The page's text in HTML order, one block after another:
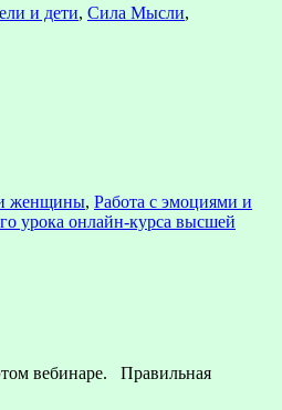
и дети, Сила Мысли,
женщины, Работа с эмоциями и
урока онлайн-курса высшей
вебинаре. Правильная